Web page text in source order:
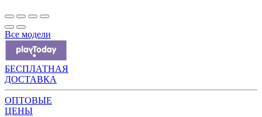
Все модели
БЕСПЛАТНАЯ
ДОСТАВКА
ОПТОВЫЕ
ЦЕНЫ